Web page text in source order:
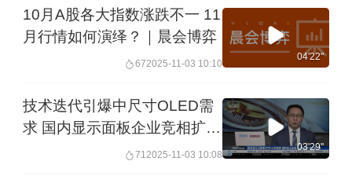
10月A股各大指数涨跌不一 11
月行情如何演绎？｜晨会博弈
672025-11-03 10:10
04'22''
技术迭代引爆中尺寸OLED需
求 国内显示面板企业竞相扩产
71 2025-11-03 10:08
03'29''